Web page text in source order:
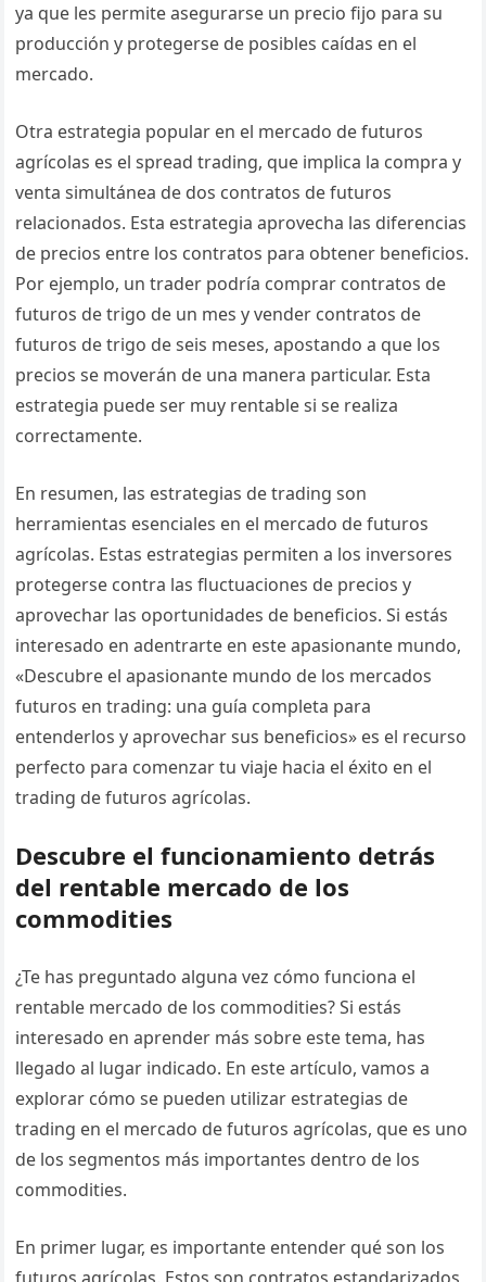
ya que les permite asegurarse un precio fijo para su
producción y protegerse de posibles caídas en el
mercado.
Otra estrategia popular en el mercado de futuros
agrícolas es el spread trading, que implica la compra y
venta simultánea de dos contratos de futuros
relacionados. Esta estrategia aprovecha las diferencias
de precios entre los contratos para obtener beneficios.
Por ejemplo, un trader podría comprar contratos de
futuros de trigo de un mes y vender contratos de
futuros de trigo de seis meses, apostando a que los
precios se moverán de una manera particular. Esta
estrategia puede ser muy rentable si se realiza
correctamente.
En resumen, las estrategias de trading son
herramientas esenciales en el mercado de futuros
agrícolas. Estas estrategias permiten a los inversores
protegerse contra las fluctuaciones de precios y
aprovechar las oportunidades de beneficios. Si estás
interesado en adentrarte en este apasionante mundo,
«Descubre el apasionante mundo de los mercados
futuros en trading: una guía completa para
entenderlos y aprovechar sus beneficios» es el recurso
perfecto para comenzar tu viaje hacia el éxito en el
trading de futuros agrícolas.
Descubre el funcionamiento detrás
del rentable mercado de los
commodities
¿Te has preguntado alguna vez cómo funciona el
rentable mercado de los commodities? Si estás
interesado en aprender más sobre este tema, has
llegado al lugar indicado. En este artículo, vamos a
explorar cómo se pueden utilizar estrategias de
trading en el mercado de futuros agrícolas, que es uno
de los segmentos más importantes dentro de los
commodities.
En primer lugar, es importante entender qué son los